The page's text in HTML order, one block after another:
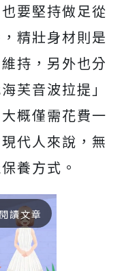
要堅持做足從
精壯身材則是
持，另外也分
芙音波拉提」
概僅需花費一
代人來說，無
養方式。
閱讀文章